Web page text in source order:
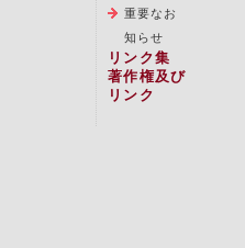
重要なお
知らせ
リンク集
著作権及び
リンク